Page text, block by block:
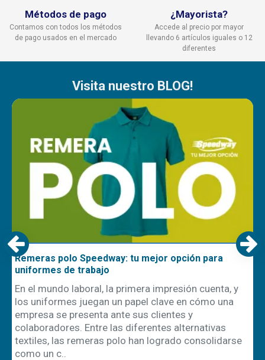
Métodos de pago
Contamos con todos los métodos
de pago usados en el mercado
¿Mayorista?
Accede al precio por mayor
llevando 6 artículos iguales o 12
diferentes
Visita nuestro BLOG!
Remeras polo Speedway: tu mejor opción para
uniformes de trabajo
En el mundo laboral, la primera impresión cuenta, y
los uniformes juegan un papel clave en cómo una
empresa se presenta ante sus clientes y
colaboradores. Entre las diferentes alternativas
textiles, las remeras polo han logrado consolidarse
como un c..